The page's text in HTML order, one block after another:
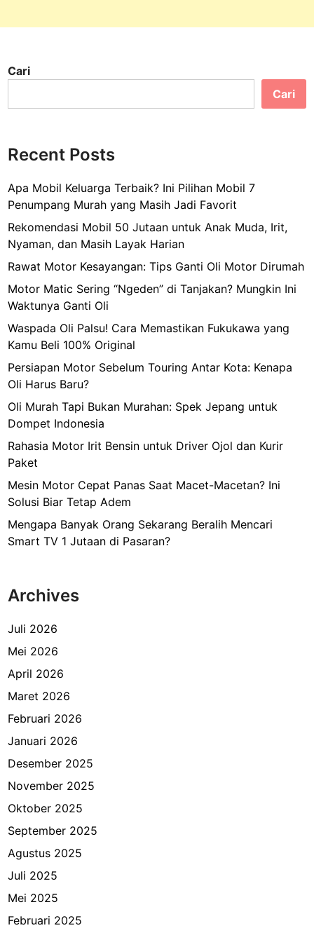
P
d
k
A
n
a
P
a
s
c
a
a
b
y
b
o
i
n
g
s
e
Cari
Cari
Recent Posts
Apa Mobil Keluarga Terbaik? Ini Pilihan Mobil 7
Penumpang Murah yang Masih Jadi Favorit
Rekomendasi Mobil 50 Jutaan untuk Anak Muda, Irit,
Nyaman, dan Masih Layak Harian
Rawat Motor Kesayangan: Tips Ganti Oli Motor Dirumah
Motor Matic Sering “Ngeden” di Tanjakan? Mungkin Ini
Waktunya Ganti Oli
Waspada Oli Palsu! Cara Memastikan Fukukawa yang
Kamu Beli 100% Original
Persiapan Motor Sebelum Touring Antar Kota: Kenapa
Oli Harus Baru?
Oli Murah Tapi Bukan Murahan: Spek Jepang untuk
Dompet Indonesia
Rahasia Motor Irit Bensin untuk Driver Ojol dan Kurir
Paket
Mesin Motor Cepat Panas Saat Macet-Macetan? Ini
Solusi Biar Tetap Adem
Mengapa Banyak Orang Sekarang Beralih Mencari
Smart TV 1 Jutaan di Pasaran?
Archives
Juli 2026
Mei 2026
April 2026
Maret 2026
Februari 2026
Januari 2026
Desember 2025
November 2025
Oktober 2025
September 2025
Agustus 2025
Juli 2025
Mei 2025
Februari 2025